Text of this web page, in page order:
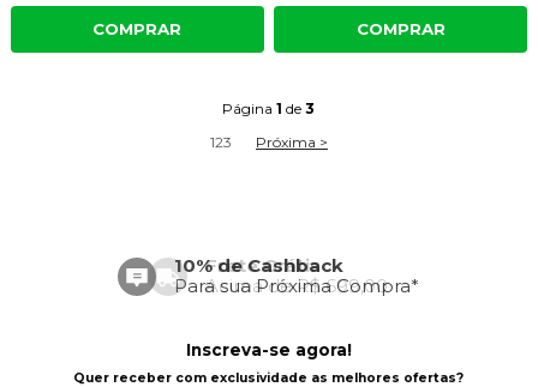
COMPRAR COMPRAR
Página1 de3
123 Próxima >
Frete Grátis
Acima de R$ 699,00
Inscreva-se agora!
Quer receber com exclusividade as melhores ofertas?